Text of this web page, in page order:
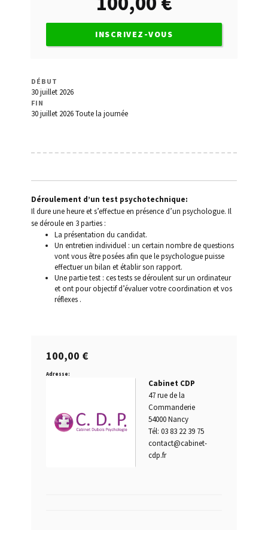
Conduite sans permis
Déroulement d’un test psychotechnique
Invalidation du permis
Médecins agréés
Mon Compte
Panier
Permis à points
Permis blanc
Permis probatoire
Quand passer un test psychotechnique ?
Questions fréquentes
Qui est concerné par les tests psychotechniques ?
INSCRIVEZ-VOUS
DÉBUT
30 juillet 2026
FIN
30 juillet 2026Toute la journée
Déroulement d’un test psychotechnique:
Il dure une heure et s’effectue en présence d’un psychologue. Il
se déroule en 3 parties :
La présentation du candidat.
Un entretien individuel : un certain nombre de questions
vont vous être posées afin que le psychologue puisse
effectuer un bilan et établir son rapport.
Une partie test : ces tests se déroulent sur un ordinateur
et ont pour objectif d’évaluer votre coordination et vos
réflexes .
100,00 €
Adresse:
Cabinet CDP
47 rue de la
Commanderie
54000 Nancy
Tél: 03 83 22 39 75
contact@cabinet-
cdp.fr